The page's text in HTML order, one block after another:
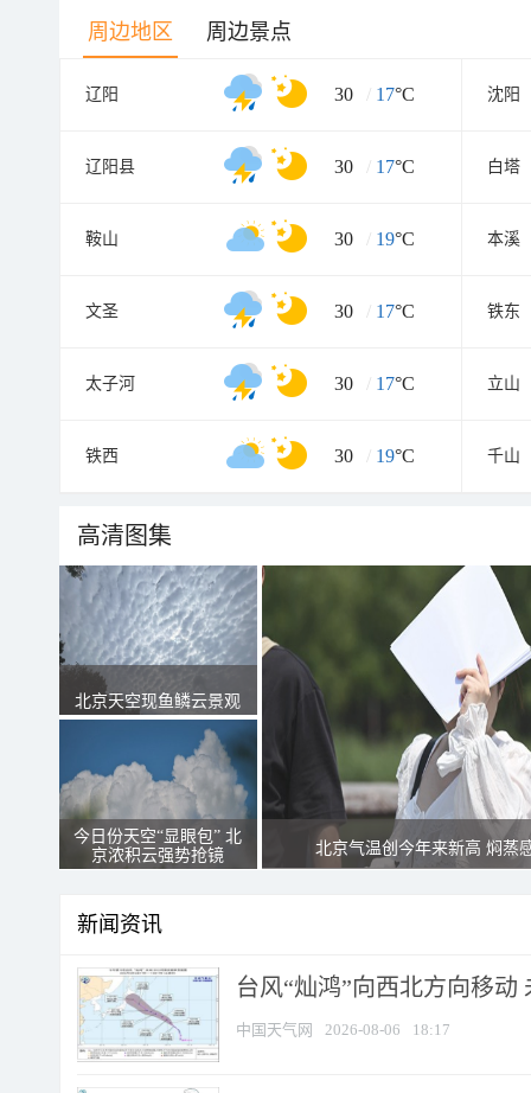
周边地区 周边景点
辽阳 30 / 17°C 沈阳
辽阳县 30 / 17°C 白塔
鞍山 30 / 19°C 本溪
文圣 30 / 17°C 铁东
太子河 30 / 17°C 立山
铁西 30 / 19°C 千山
高清图集
北京天空现鱼鳞云景观
今日份天空“显眼包” 北
京浓积云强势抢镜
北京气温创今年来新高 焖蒸
新闻资讯
台风“灿鸿”向西北方向移动
中国天气网 2026-08-06 18:17